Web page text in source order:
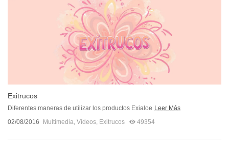
Exitrucos
Diferentes maneras de utilizar los productos Exialoe Leer Más
02/08/2016
Multimedia, Vídeos, Exitrucos 49354